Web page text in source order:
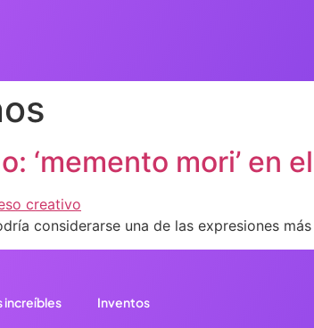
‘memento mori’ en
considerarse una de las expresiones
increíbles Inventos